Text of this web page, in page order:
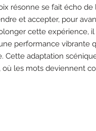
résonne se fait écho
et accepter, pour
cette expérience,
performance vibrante
Cette adaptation
où les mots deviennent